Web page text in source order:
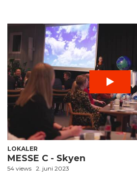
LOKALER
MESSE C - Skyen
54 views 2. juni 2023